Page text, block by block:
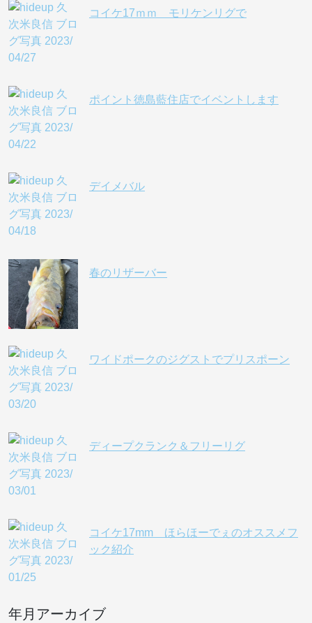
コイケ17ｍｍ モリケンリグで
ポイント徳島藍住店でイベントします
デイメバル
春のリザーバー
ワイドポークのジグストでプリスポーン
ディープクランク＆フリーリグ
コイケ17mm ほらほーでぇのオススメフ
ック紹介
年月アーカイブ